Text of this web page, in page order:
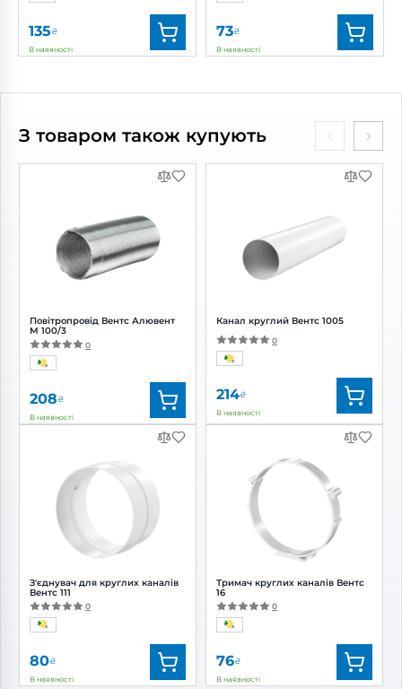
135₴
В наявності
Артикул: 0000222049
73₴
В наявності
Артикул: 0000227832
100 мм
З товаром також купують
Повітропровід Вентс Алювент
М 100/3
0
208₴
В наявності
Вентс
Артикул:
0000219431
Діаметр:
100 мм
З'єднувач для круглих каналів
Вентс 111
0
80₴
В наявності
Канал круглий Вентс 1005
0
214₴
В наявності
Вентс
Артикул:0687843997
Діаметр:
100 мм
Тримач круглих каналів Вентс
16
0
76₴
В наявності